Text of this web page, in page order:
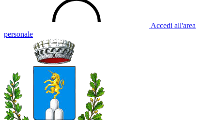
Accedi all'area
personale